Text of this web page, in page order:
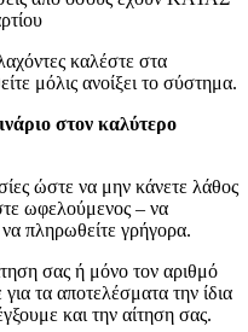
καλέστε στα
μόλις ανοίξει το σύστημα.
στον καλύτερο
ώστε να μην κάνετε λάθος
ωφελούμενος – να
πληρωθείτε γρήγορα.
σας ή μόνο τον αριθμό
τα αποτελέσματα την ίδια
και την αίτηση σας.